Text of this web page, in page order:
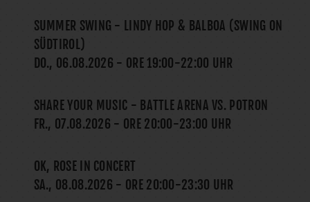
SUMMER SWING - LINDY HOP & BALBOA (SWING ON
SÜDTIROL)
DO., 06.08.2026 - ORE 19:00-22:00 UHR
SHARE YOUR MUSIC - BATTLE ARENA VS. POTRON
FR., 07.08.2026 - ORE 20:00-23:00 UHR
OK, ROSE IN CONCERT
SA., 08.08.2026 - ORE 20:00-23:30 UHR